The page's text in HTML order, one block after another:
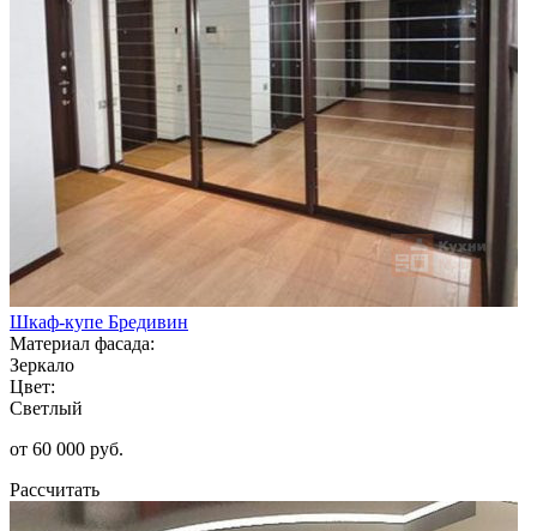
Шкаф-купе Бредивин
Материал фасада:
Зеркало
Цвет:
Светлый
от 60 000 руб.
Рассчитать